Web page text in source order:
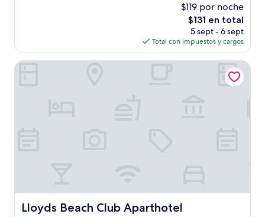
opiniones)
$119 por noche
El
precio
actual
es
de
$131 en total
5 sept - 6 sept
Total con impuestos y cargos
Lloyds Beach Club Aparthotel
Lloyds Beach Club Aparthotel
Lloyds Beach Club Aparthotel